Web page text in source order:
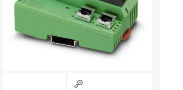
ja tarvikud